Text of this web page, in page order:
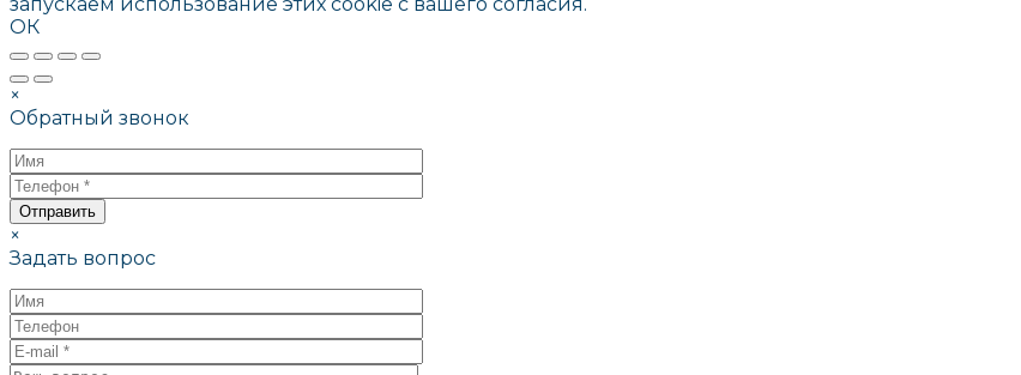
ОК
×
Обратный звонок
×
Задать вопрос